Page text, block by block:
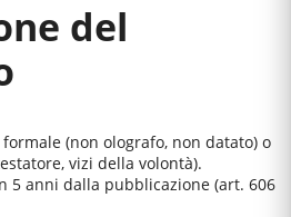
del
(non olografo, non datato) o
vizi della volontà).
5 anni dalla pubblicazione (art. 606